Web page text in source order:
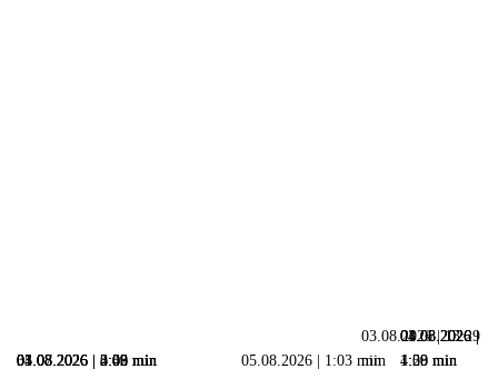
05.08.2026 | 1:03 min
05.08.2026 | 3:08 min
04.08.2026 |
4:58 min
04.08.2026 | 0:56 min
03.08.2026 | 13:29
min
03.08.2026 | 4:09 min
03.08.2026 |
1:09 min
01.08.2026 | 3:09 min
01.08.2026 |
1:20 min
31.07.2026 | 2:42 min